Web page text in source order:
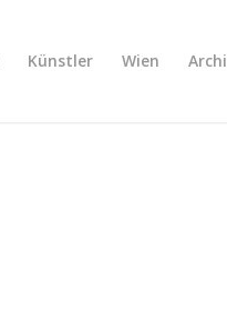
Künstler Wien